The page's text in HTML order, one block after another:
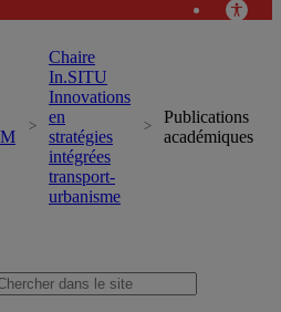
Chaire
In.SITU
Innovations
en
stratégies
intégrées
transport-
urbanisme
Publications
académiques